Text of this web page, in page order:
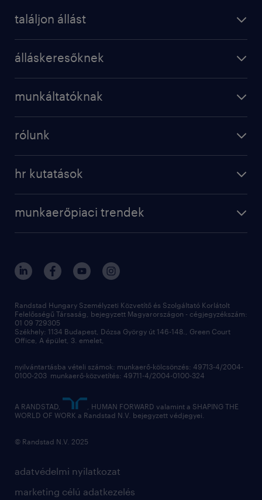
találjon állást
álláskeresőknek
munkáltatóknak
rólunk
hr kutatások
munkaerőpiaci trendek
adatvédelmi nyilatkozat
marketing célú adatkezelés
Randstad Hungary Személyzeti Közvetítő és Szolgáltató Korlátolt
Felelősségű Társaság, bejegyzett Magyarországon - cégjegyzékszám:
01 09 729305
Székhely: 1134 Budapest, Dózsa György út 146-148., Green Court
Office, A épület, 3. emelet,
nyilvántartásba vételi számok: munkaerő-kölcsönzés: 49713-4/2004-
0100-203 munkaerő-közvetítés: 49711-4/2004-0100-324
A RANDSTAD,
, HUMAN FORWARD valamint a SHAPING THE
WORLD OF WORK a Randstad N.V. bejegyzett védjegyei.
© Randstad N.V. 2025